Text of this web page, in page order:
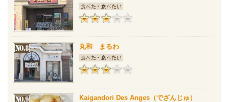
丸和 まるわ
Kaigandori Des Anges（でざんじゅ）